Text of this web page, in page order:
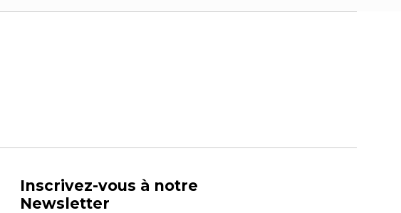
Inscrivez-vous à notre
Newsletter